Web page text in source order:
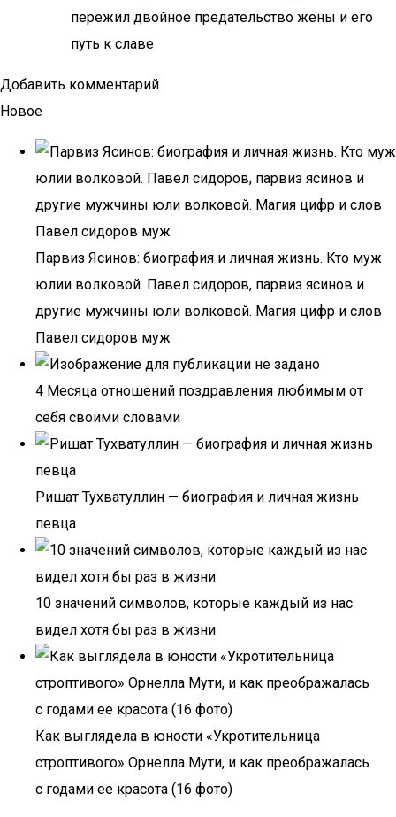
пережил двойное предательство жены и его
путь к славе
Добавить комментарий
Новое
Парвиз Ясинов: биография и личная жизнь. Кто муж
юлии волковой. Павел сидоров, парвиз ясинов и
другие мужчины юли волковой. Магия цифр и слов
Павел сидоров муж
4 Месяца отношений поздравления любимым от
себя своими словами
Ришат Тухватуллин — биография и личная жизнь
певца
10 значений символов, которые каждый из нас
видел хотя бы раз в жизни
Как выглядела в юности «Укротительница
строптивого» Орнелла Мути, и как преображалась
с годами ее красота (16 фото)